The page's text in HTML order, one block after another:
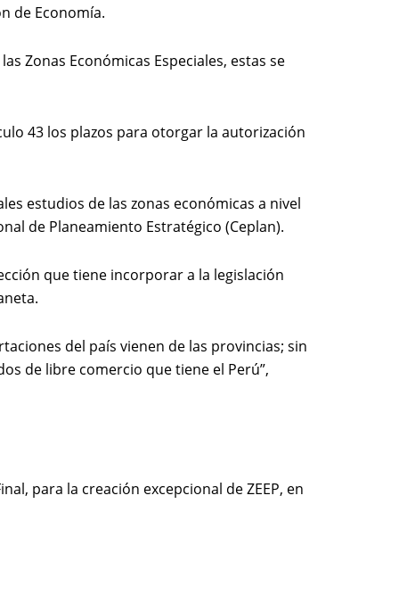
de Economía.
Zonas Económicas Especiales, estas se
43 los plazos para otorgar la autorización
estudios de las zonas económicas a nivel
de Planeamiento Estratégico (Ceplan).
que tiene incorporar a la legislación
del país vienen de las provincias; sin
de libre comercio que tiene el Perú”,
para la creación excepcional de ZEEP, en